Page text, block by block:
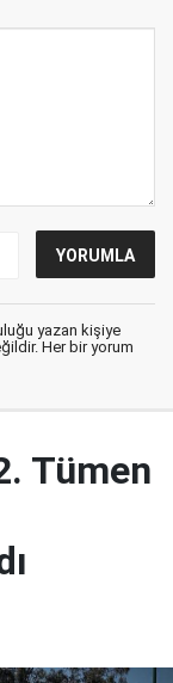
yazan kişiye
Her bir yorum
Tümen